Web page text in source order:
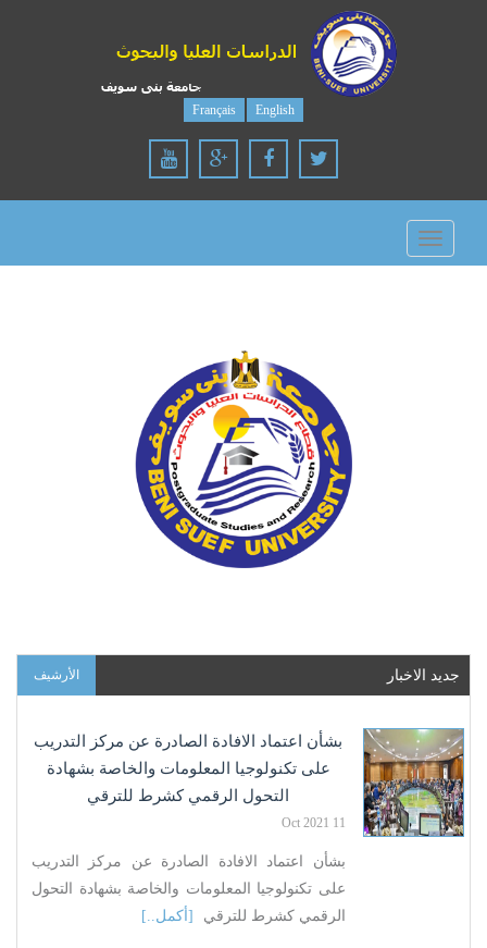
English
Français
Toggle
navigation
جديد الاخبار الأرشيف
بشأن اعتماد الافادة الصادرة عن مركز التدريب
على تكنولوجيا المعلومات والخاصة بشهادة
التحول الرقمي كشرط للترقي
11 Oct 2021
بشأن اعتماد الافادة الصادرة عن مركز التدريب
على تكنولوجيا المعلومات والخاصة بشهادة التحول
الرقمي كشرط للترقي
[أكمل..]